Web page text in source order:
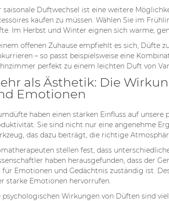
saisonale Duftwechsel ist eine weitere
kaufen zu müssen. Wählen Sie im
Im Herbst und Winter eignen sich warme,
offenen Zuhause empfiehlt es sich, Düfte
– so passt beispielsweise eine
perfekt zu einem leichten Duft von
als Ästhetik: Die
Emotionen
haben einen starken Einfluss auf
Sie sind nicht nur eine angenehme
das dazu beiträgt, die richtige
stellen fest, dass
haben herausgefunden, dass der
für Emotionen und Gedächtnis zuständig ist.
starke Emotionen hervorrufen.
psychologischen Wirkungen von Düften sind